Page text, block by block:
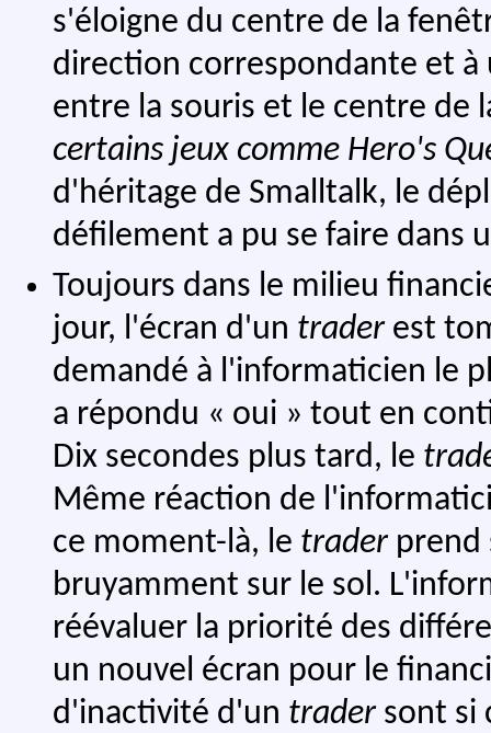
s'éloigne du centre de la
direction correspondante et à
entre la souris et le centre de
certains jeux comme Hero's
d'héritage de Smalltalk, le
défilement a pu se faire dans
Toujours dans le milieu
jour, l'écran d'un traderest
demandé à l'informaticien le
a répondu « oui » tout en
Dix secondes plus tard, le
Même réaction de
ce moment-là, le traderprend
bruyamment sur le sol.
réévaluer la priorité des
un nouvel écran pour le
d'inactivité d'un tradersont si